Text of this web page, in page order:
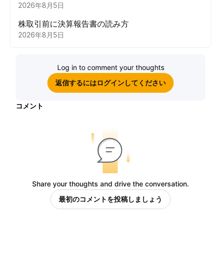
2026年8月5日
株取引前に決算報告書の読み方
2026年8月5日
Log in to comment your thoughts
返信するにはログインしてください
コメント
Share your thoughts and drive the conversation.
最初のコメントを投稿しましょう